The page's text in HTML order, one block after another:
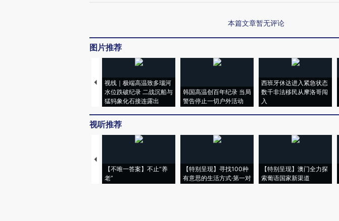
本篇文章暂无评论
图片推荐
视线｜极端高温致多瑙河
水位跌破纪录 二战沉船与
猛犸象化石接连露出
韩国高温创百年纪录 当局
警告停止一切户外活动
西班牙休达进入紧急状态
数千非法移民从摩洛哥闯
入
视听推荐
【不唯一答案】不止“养
老”
【特别呈现】寻找100种
有意思的生活方式·第一对
【特别呈现】澳门全力探
索葡语国家新渠道